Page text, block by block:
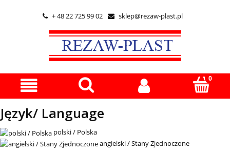
 + 48 22 725 99 02  sklep@rezaw-plast.pl
Język/ Language
polski / Polska
angielski / Stany Zjednoczone